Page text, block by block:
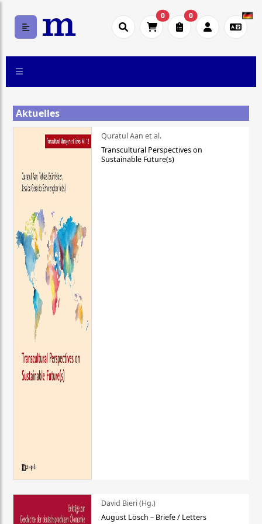
0 0
Aktuelles
Quratul Aan et al.
Transcultural Perspectives on
Sustainable Future(s)
David Bieri (Hg.)
August Lösch – Briefe / Letters